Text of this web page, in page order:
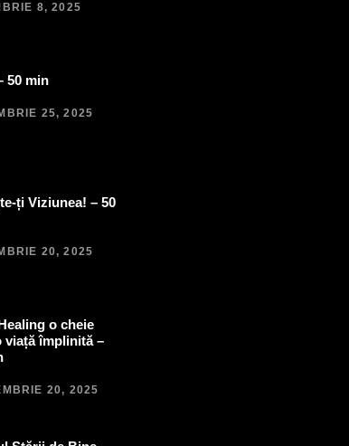
8, 2025
50 min
25, 2025
ți Viziunea! – 50
20, 2025
o cheie
viață împlinită –
20, 2025